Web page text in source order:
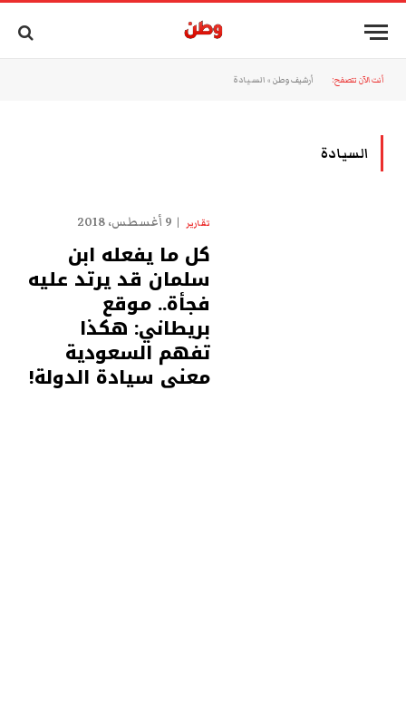
أنت الآن تتصفح: أرشيف وطن » السيادة
السيادة
تقارير 9 أغسطس، 2018
كل ما يفعله ابن
سلمان قد يرتد عليه
فجأة.. موقع
بريطاني: هكذا
تفهم السعودية
معنى سيادة الدولة!